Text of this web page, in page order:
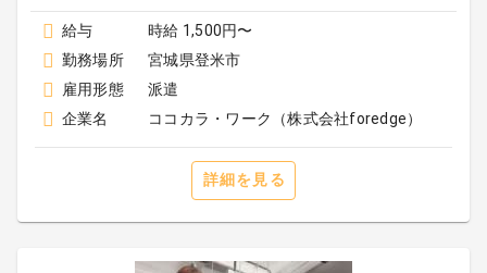
給与
時給 1,500円〜
勤務場所
宮城県登米市
雇用形態
派遣
企業名
ココカラ・ワーク（株式会社foredge）
詳細を見る